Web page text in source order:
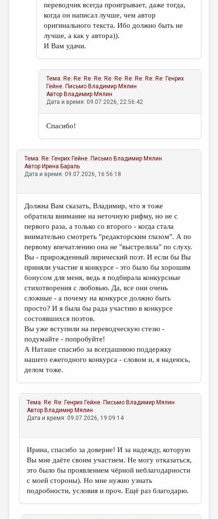
переводчик всегда проигрывает, даже тогда,
когда он написал лучше, чем автор
оригинального текста. Ибо должно быть не
лучше, а как у автора)).
И Вам удачи.
Тема:Re: Re: Re: Re: Re: Re: Re: Re: Re: Re: Генрих
Гейне. Письмо Владимир Мялин
АвторВладимир Мялин
Дата и время: 09.07.2026, 22:56:42
Спасибо!
Тема:Re: Генрих Гейне. Письмо Владимир Мялин
АвторИрина Бараль
Дата и время: 09.07.2026, 16:56:18
Должна Вам сказать, Владимир, что я тоже
обратила внимание на неточную рифму, но не с
первого раза, а только со второго - когда стала
внимательно смотреть "редакторским глазом". А по
первому впечатлению она не "выстрелила" по слуху.
Вы - прирожденный лирический поэт. И если бы Вы
приняли участие в конкурсе - это было бы хорошим
бонусом для меня, ведь я подбирала конкурсные
стихотворения с любовью. Да, все они очень
сложные - а почему на конкурсе должно быть
просто? И я была бы рада участию в конкурсе
состоявшихся поэтов.
Вы уже вступили на переводческую стезю -
подумайте - попробуйте!
А Наташе спасибо за всегдашнюю поддержку
нашего ежегодного конкурса - словом и, я надеюсь,
делом тоже.
Тема:Re: Re: Генрих Гейне. Письмо Владимир Мялин
АвторВладимир Мялин
Дата и время: 09.07.2026, 19:09:14
Ирина, спасибо за доверие! И за надежду, которую
Вы мне даёте своим участием. Не могу отказаться,
это было бы проявлением чёрной неблагодарности
с моей стороны). Но мне нужно узнать
подробности, условия и проч. Ещё раз благодарю.